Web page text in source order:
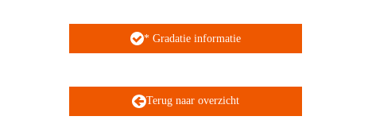
* Gradatie informatie
Terug naar overzicht